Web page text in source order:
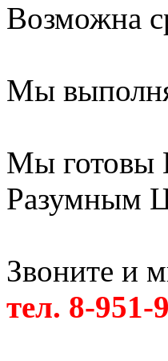
Возможна
Мы
Мы готовы
Разумным
Звоните и
тел. 8-951-